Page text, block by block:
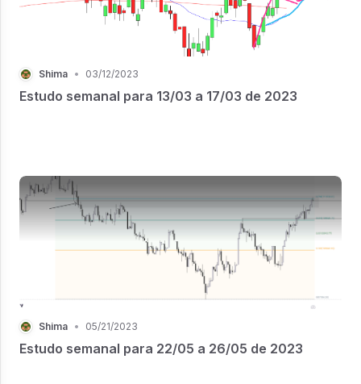
Shima • 03/12/2023
Estudo semanal para 13/03 a 17/03 de 2023
Shima • 05/21/2023
Estudo semanal para 22/05 a 26/05 de 2023